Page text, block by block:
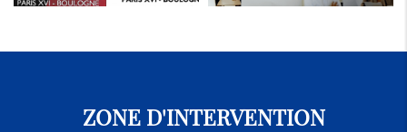
ZONE D'INTERVENTION